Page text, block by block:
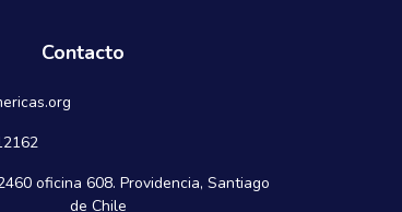
Contacto
oficina 608. Providencia, Santiago
de Chile